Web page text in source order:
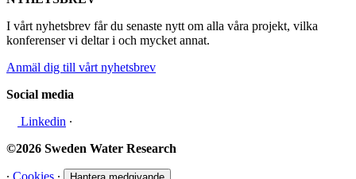
I vårt nyhetsbrev får du senaste nytt om alla våra projekt, vilka
konferenser vi deltar i och mycket annat.
Anmäl dig till vårt nyhetsbrev
Social media
Linkedin ∙
©2026 Sweden Water Research